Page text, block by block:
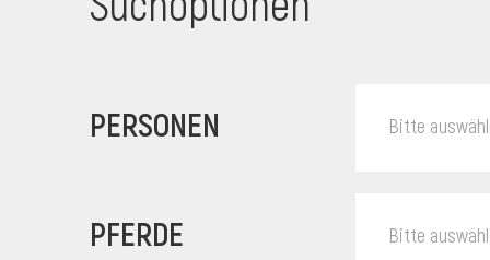
PERSONEN Bitte
PFERDE Bitte